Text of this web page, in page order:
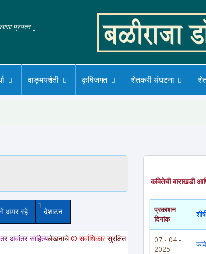
प्रयत्न
वाङ्मयशेती कृषिजगत शेतकरी संघटना
अमर रहे देशाटन
साहित्यलेखनाचे© सर्वाधिकारसुरक्षित आहेत. या साईटवरचे साहित्य
कवितेची बाराखडी
प्रकाशन
दिनांक
07 - 04 -
2025